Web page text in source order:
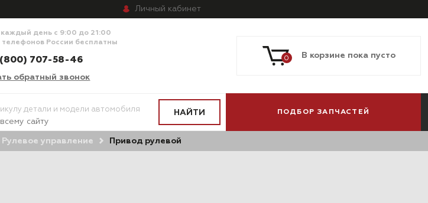
Личный кабинет
день с 9:00 до 21:00
телефонов России бесплатны
707-58-46
обратный звонок
0 В корзине пока пусто
НАЙТИ
всему сайту
ПОДБОР ЗАПЧАСТЕЙ
ПО МОДЕЛИ
ПО СИСТЕМАМ
Рулевое управление Привод рулевой